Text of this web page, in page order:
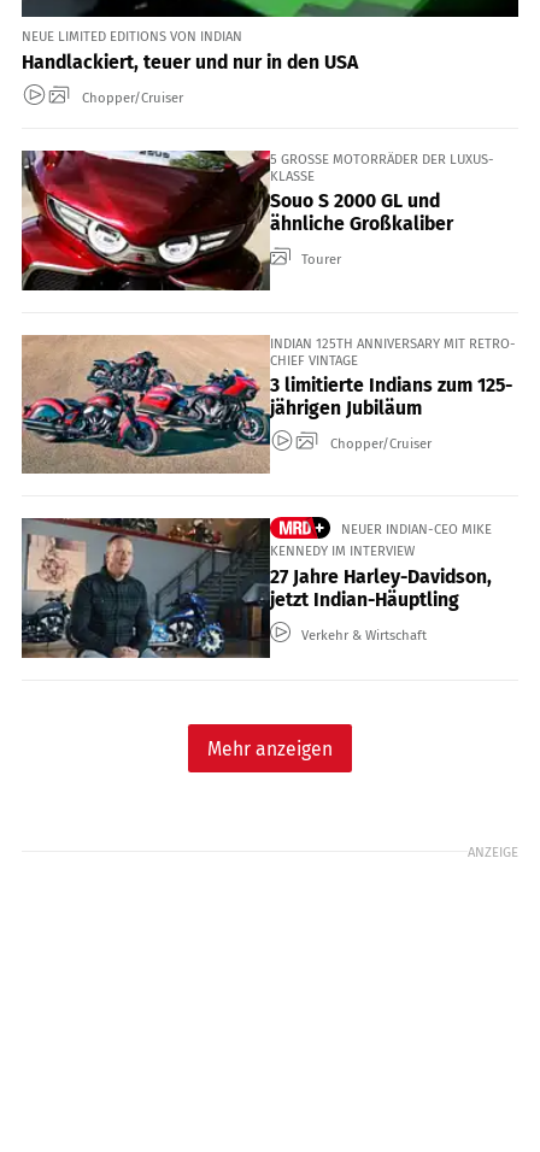
NEUE LIMITED EDITIONS VON INDIAN
Handlackiert, teuer und nur in den USA
Chopper/Cruiser
5 GROSSE MOTORRÄDER DER LUXUS-K
LASSE
Souo S 2000 GL und
ähnliche Großkaliber
Tourer
INDIAN 125TH ANNIVERSARY MIT RETRO-
CHIEF VINTAGE
3 limitierte Indians zum 125-
jährigen Jubiläum
Chopper/Cruiser
NEUER INDIAN-CEO MIKE
KENNEDY IM INTERVIEW
27 Jahre Harley-Davidson,
jetzt Indian-Häuptling
Verkehr & Wirtschaft
Mehr anzeigen
ANZEIGE